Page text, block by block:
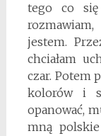
tego co
jestem.
chciałam
czar. Potem
kolorów i
opanować,
mną